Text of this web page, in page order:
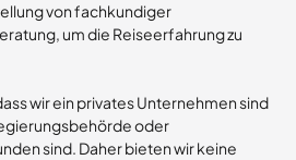
von fachkundiger
um die Reiseerfahrung zu
wir ein privates Unternehmen sind
oder
sind. Daher bieten wir keine